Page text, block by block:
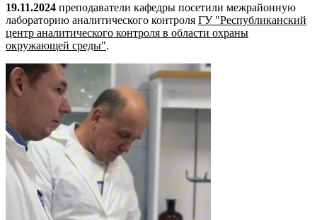
19.11.2024 преподаватели кафедры посетили межрайонную
лабораторию аналитического контроля ГУ "Республиканский
центр аналитического контроля в области охраны
окружающей среды".